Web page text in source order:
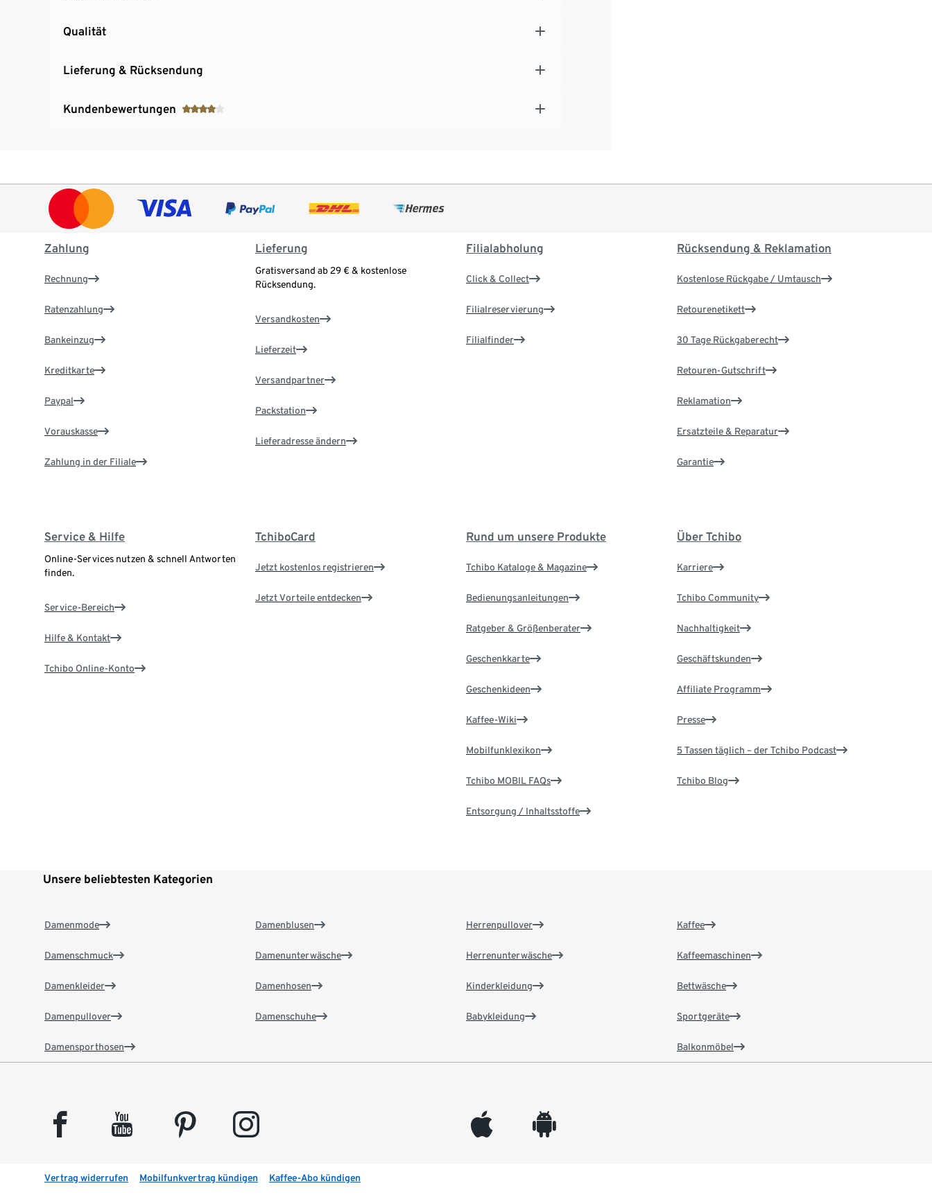
Qualität
Lieferung & Rücksendung
Kundenbewertungen
Zahlung
Rechnung
Ratenzahlung
Bankeinzug
Kreditkarte
Paypal
Vorauskasse
Zahlung in der Filiale
Lieferung
Gratisversand ab 29 € & kostenlose
Rücksendung.
Versandkosten
Lieferzeit
Versandpartner
Packstation
Lieferadresse ändern
Filialabholung
Click & Collect
Filialreservierung
Filialfinder
Rücksendung & Reklamation
Kostenlose Rückgabe / Umtausch
Retourenetikett
30 Tage Rückgaberecht
Retouren-Gutschrift
Reklamation
Ersatzteile & Reparatur
Garantie
Service & Hilfe
Online-Services nutzen & schnell Antworten
finden.
Service-Bereich
Hilfe & Kontakt
Tchibo Online-Konto
TchiboCard
Jetzt kostenlos registrieren
Jetzt Vorteile entdecken
Rund um unsere Produkte
Tchibo Kataloge & Magazine
Bedienungsanleitungen
Ratgeber & Größenberater
Geschenkkarte
Geschenkideen
Kaffee-Wiki
Mobilfunklexikon
Tchibo MOBIL FAQs
Entsorgung / Inhaltsstoffe
Über Tchibo
Karriere
Tchibo Community
Nachhaltigkeit
Geschäftskunden
Affiliate Programm
Presse
5 Tassen täglich – der Tchibo Podcast
Tchibo Blog
Unsere beliebtesten Kategorien
Damenmode
Damenschmuck
Damenkleider
Damenpullover
Damensporthosen
Damenblusen
Damenunterwäsche
Damenhosen
Damenschuhe
Herrenpullover
Herrenunterwäsche
Kinderkleidung
Babykleidung
Kaffee
Kaffeemaschinen
Bettwäsche
Sportgeräte
Balkonmöbel
facebook youtube pinterest instagram appleinc android
Vertrag widerrufen Mobilfunkvertrag kündigen Kaffee-Abo kündigen